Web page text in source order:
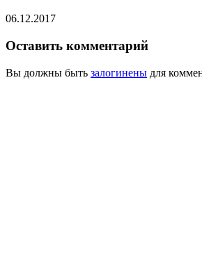
06.12.2017
Оставить комментарий
Вы должны быть залогинены для